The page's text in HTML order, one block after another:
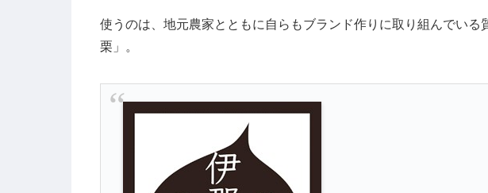
使うのは、地元農家とともに自らもブランド作りに取り組んでいる
栗」。